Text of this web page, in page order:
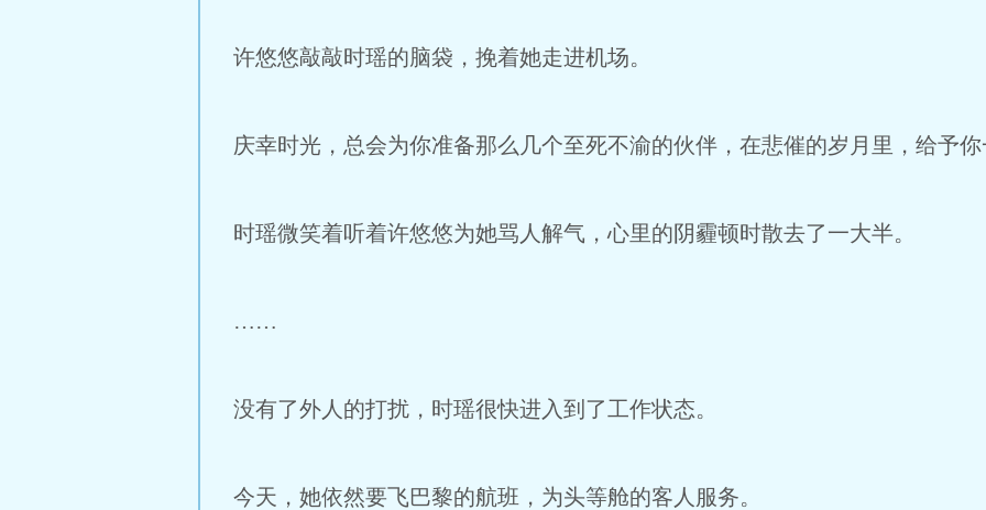
许悠悠敲敲时瑶的脑袋，挽着她走进机场。
庆幸时光，总会为你准备那么几个至死不渝的伙伴，在悲催的岁月里，给予
时瑶微笑着听着许悠悠为她骂人解气，心里的阴霾顿时散去了一大半。
……
没有了外人的打扰，时瑶很快进入到了工作状态。
今天，她依然要飞巴黎的航班，为头等舱的客人服务。